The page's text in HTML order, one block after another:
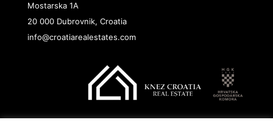
Mostarska 1A
20 000 Dubrovnik, Croatia
info@croatiarealestates.com